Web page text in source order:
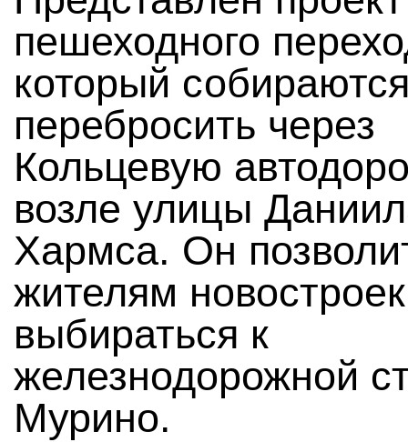
пешеходного
который
перебросить через
Кольцевую
возле улицы
Хармса. Он
жителям новостроек
выбираться к
железнодорожной
Мурино.